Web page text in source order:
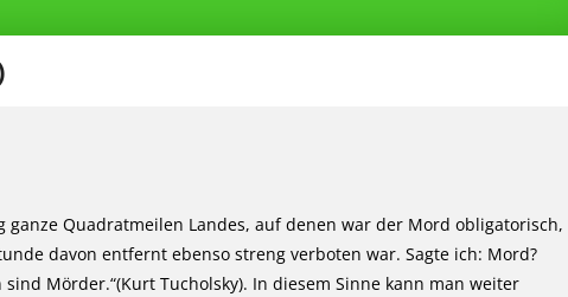
ganze Quadratmeilen Landes, auf denen war der Mord obligatorisch,
davon entfernt ebenso streng verboten war. Sagte ich: Mord?
Mörder.“(Kurt Tucholsky). In diesem Sinne kann man weiter